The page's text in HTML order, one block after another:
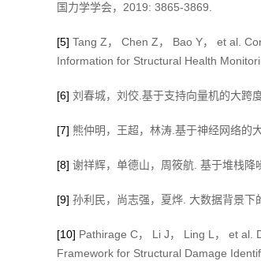
国力学学会，2019: 3865-3869.
[5] Tang Z， Chen Z， Bao Y， et al.
Information for Structural Health
[6] 刘春城，刘佼.基于支持向量机的大跨
[7] 熊仲明，王超，林涛.基于神经网络的
[8] 谢祥辉，单德山，周筱航. 基于堆栈
[9] 孙利民，尚志强，夏烨. 大数据背景
[10] Pathirage C， Li J， Ling L， et al.
Framework for Structural Damage